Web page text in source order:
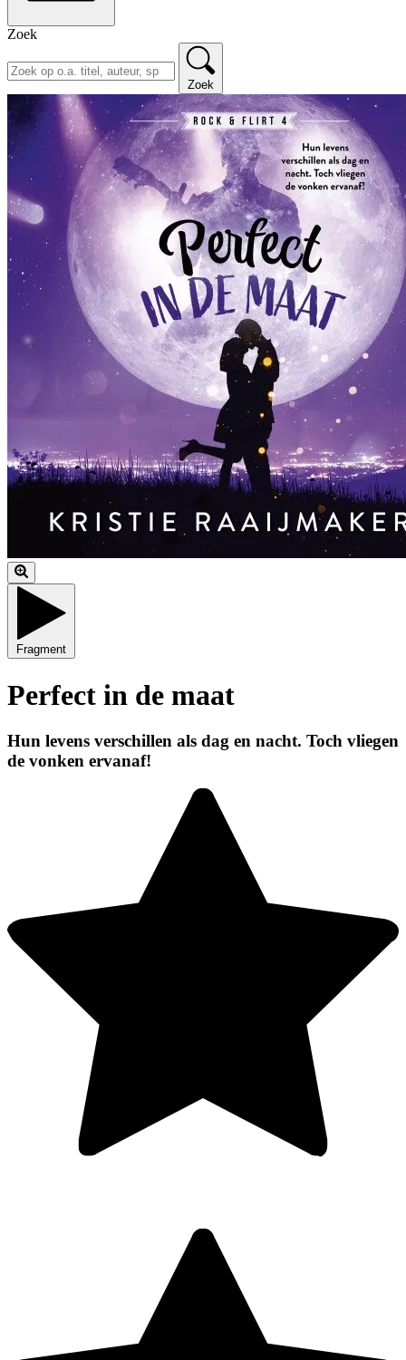
Zoek
Zoek
Fragment
Perfect in de maat
Hun levens verschillen als dag en nacht. Toch vliegen
de vonken ervanaf!